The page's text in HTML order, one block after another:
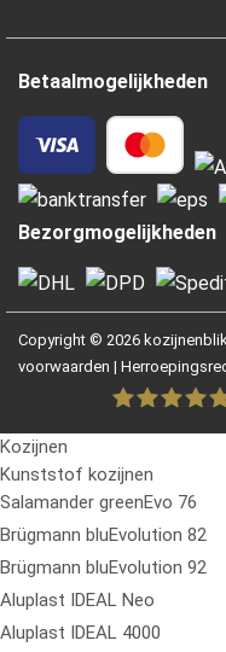
Betaalmogelijkheden
Bezorgmogelijkheden
Copyright © 2026
voorwaarden |
Fensterblick
Kozijnen
Kunststof kozijnen
Salamander greenEvo 76
Brügmann bluEvolution 82
Brügmann bluEvolution 92
Aluplast IDEAL Neo
Aluplast IDEAL 4000